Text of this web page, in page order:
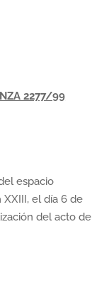
2277/99
espacio
el día 6 de
del acto de